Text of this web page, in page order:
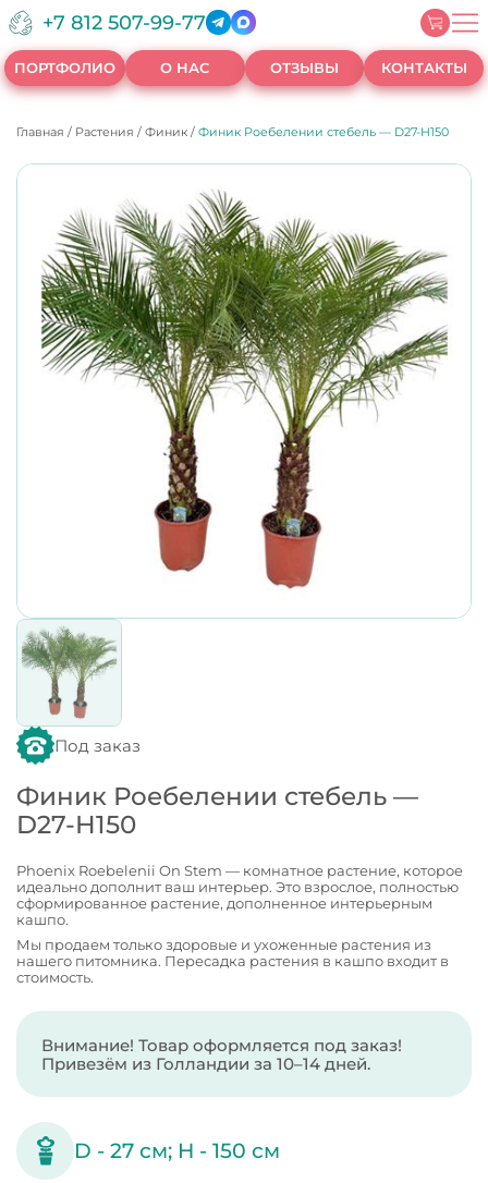
+7 812 507-99-77
ПОРТФОЛИО О НАС ОТЗЫВЫ КОНТАКТЫ
Главная / Растения /Финик /Финик Роебелении стебель — D27-H150
Под заказ
Финик Роебелении стебель —
D27-H150
Phoenix Roebelenii On Stem — комнатное растение, которое
идеально дополнит ваш интерьер. Это взрослое, полностью
сформированное растение, дополненное интерьерным
кашпо.
Мы продаем только здоровые и ухоженные растения из
нашего питомника. Пересадка растения в кашпо входит в
стоимость.
Внимание! Товар оформляется под заказ!
Привезём из Голландии за 10–14 дней.
D -27 см; H -150 см